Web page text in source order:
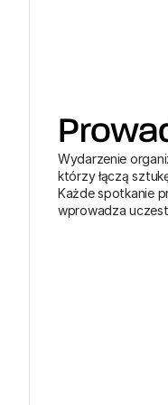
Wydarzenie
którzy łączą
Każde spotkanie